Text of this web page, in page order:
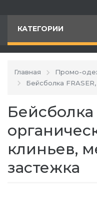
КАТЕГОРИИ
Главная Промо-
Бейсболка
Бейсболка
клиньев,
застежка